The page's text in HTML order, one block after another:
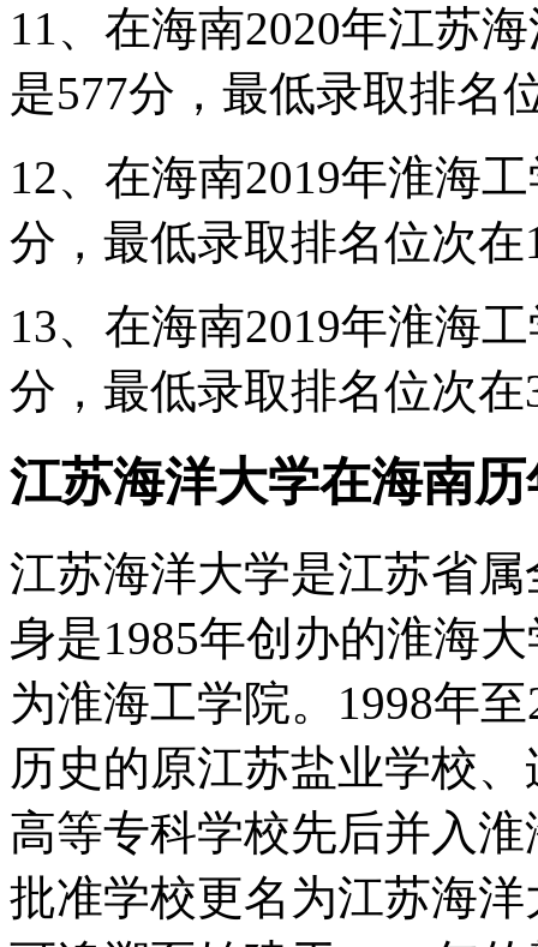
11、在海南2020年江苏
是577分，最低录取排名
12、在海南2019年淮海
分，最低录取排名位次在
13、在海南2019年淮海
分，最低录取排名位次在
江苏海洋大学在海南
江苏海洋大学是江苏省
身是1985年创办的淮海
为淮海工学院。1998年
历史的原江苏盐业学校
高等专科学校先后并入
批准学校更名为江苏海